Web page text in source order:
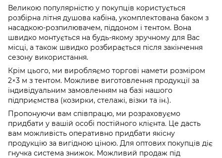
Великою популярністю у покупців користується
розбірна літня душова кабіна, укомплектована баком з
насадкою-розпилювачем, піддоном і тентом. Вона
швидко монтується на будь-якому зручному для Вас
місці, а також швидко розбирається після закінчення
сезону використання.
Крім цього, ми виробляємо торгові намети розміром
2×3 м з тентом. Можливе виготовлення продукції за
індивідуальним замовленням на базі нашого
підприємства (козирки, стелажі, візки та ін.).
Пропонуючи вам співпрацю, ми розраховуємо
придбати у вашій особі постійного клієнта. Це дасть
вам можливість оперативно придбати якісну
продукцію за вигідною ціною. Для оптових покупців діє
гнучка система знижок. Можливий продаж під